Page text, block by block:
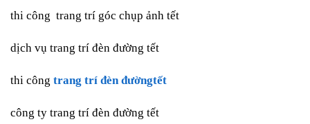
thi công trang trí góc chụp ảnh tết
dịch vụ trang trí đèn đường tết
thi công trang trí đèn đườngtết
công ty trang trí đèn đường tết